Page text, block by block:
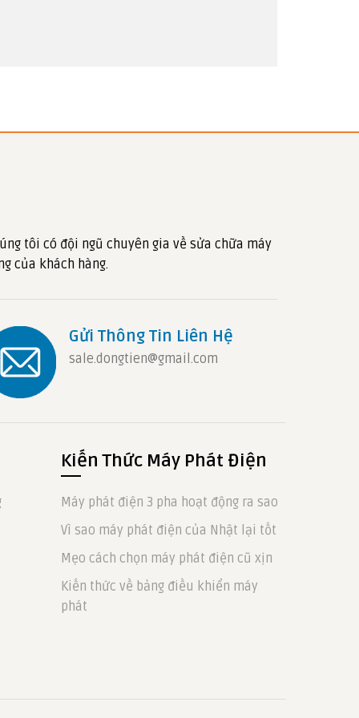
tôi có đội ngũ chuyên gia về sửa chữa máy
của khách hàng.
Gửi Thông Tin Liên Hệ
sale.dongtien@gmail.com
Kiến Thức Máy Phát Điện
Máy phát điện 3 pha hoạt động ra sao
Vì sao máy phát điện của Nhật lại tốt
Mẹo cách chọn máy phát điện cũ xịn
Kiến thức về bảng điều khiển máy
phát